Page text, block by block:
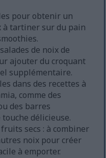
pour obtenir un
à tartiner sur du pain
de noix de
ajouter du croquant
supplémentaire.
dans des recettes à
comme des
des barres
délicieuse.
secs : à combiner
noix pour créer
à emporter.